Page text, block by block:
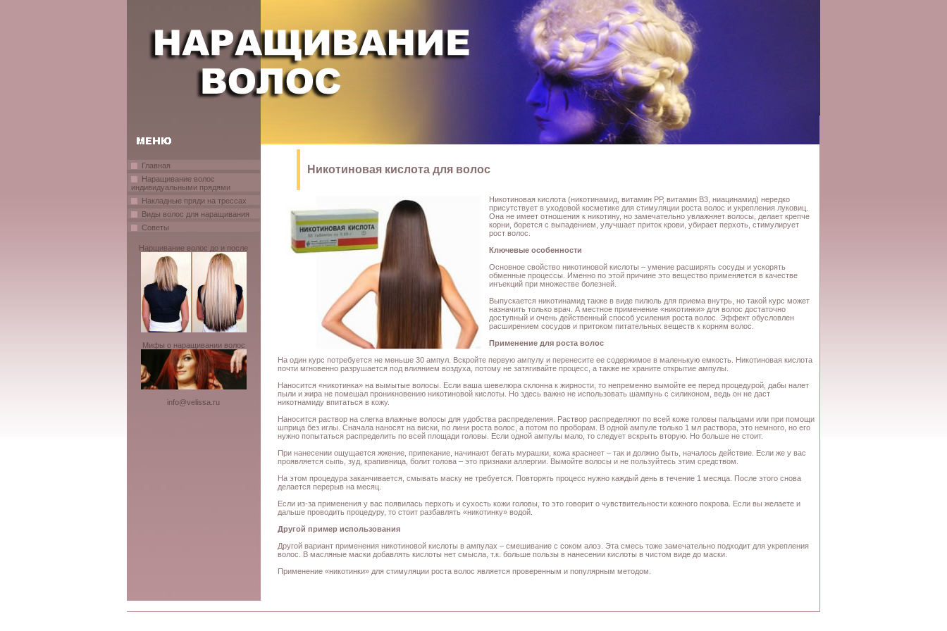
Главная
Наращивание волос
индивидуальными прядями
Накладные пряди на трессах
Виды волос для наращивания
Советы
Нарщивание волос до и после
Мифы о наращивании волос
info@velissa.ru
Никотиновая кислота для волос
Никотиновая кислота (никотинамид, витамин РР, витамин В3, ниацинамид) нередко
присутствует в уходовой косметике для стимуляции роста волос и укрепления луковиц.
Она не имеет отношения к никотину, но замечательно увлажняет волосы, делает крепче
корни, борется с выпадением, улучшает приток крови, убирает перхоть, стимулирует
рост волос.
Ключевые особенности
Основное свойство никотиновой кислоты – умение расширять сосуды и ускорять
обменные процессы. Именно по этой причине это вещество применяется в качестве
инъекций при множестве болезней.
Выпускается никотинамид также в виде пилюль для приема внутрь, но такой курс может
назначить только врач. А местное применение «никотинки» для волос достаточно
доступный и очень действенный способ усиления роста волос. Эффект обусловлен
расширением сосудов и притоком питательных веществ к корням волос.
Применение для роста волос
На один курс потребуется не меньше 30 ампул. Вскройте первую ампулу и перенесите ее содержимое в маленькую емкость. Никотиновая кислота
почти мгновенно разрушается под влиянием воздуха, потому не затягивайте процесс, а также не храните открытие ампулы.
Наносится «никотинка» на вымытые волосы. Если ваша шевелюра склонна к жирности, то непременно вымойте ее перед процедурой, дабы налет
пыли и жира не помешал проникновению никотиновой кислоты. Но здесь важно не использовать шампунь с силиконом, ведь он не даст
никотнамиду впитаться в кожу.
Наносится раствор на слегка влажные волосы для удобства распределения. Раствор распределяют по всей коже головы пальцами или при помощи
шприца без иглы. Сначала наносят на виски, по лини роста волос, а потом по проборам. В одной ампуле только 1 мл раствора, это немного, но его
нужно попытаться распределить по всей площади головы. Если одной ампулы мало, то следует вскрыть вторую. Но больше не стоит.
При нанесении ощущается жжение, припекание, начинают бегать мурашки, кожа краснеет – так и должно быть, началось действие. Если же у вас
проявляется сыпь, зуд, крапивница, болит голова – это признаки аллергии. Вымойте волосы и не пользуйтесь этим средством.
На этом процедура заканчивается, смывать маску не требуется. Повторять процесс нужно каждый день в течение 1 месяца. После этого снова
делается перерыв на месяц.
Если из-за применения у вас появилась перхоть и сухость кожи головы, то это говорит о чувствительности кожного покрова. Если вы желаете и
дальше проводить процедуру, то стоит разбавлять «никотинку» водой.
Другой пример использования
Другой вариант применения никотиновой кислоты в ампулах – смешивание с соком алоэ. Эта смесь тоже замечательно подходит для укрепления
волос. В масляные маски добавлять кислоты нет смысла, т.к. больше пользы в нанесении кислоты в чистом виде до маски.
Применение «никотинки» для стимуляции роста волос является проверенным и популярным методом.